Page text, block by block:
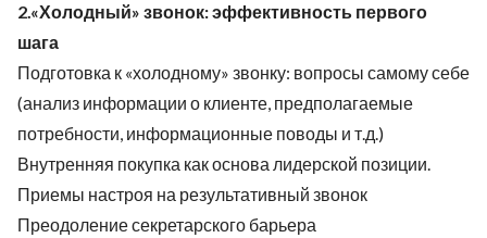
2.«Холодный» звонок: эффективность первого
шага
Подготовка к «холодному» звонку: вопросы самому себе
(анализ информации о клиенте, предполагаемые
потребности, информационные поводы и т.д.)
Внутренняя покупка как основа лидерской позиции.
Приемы настроя на результативный звонок
Преодоление секретарского барьера